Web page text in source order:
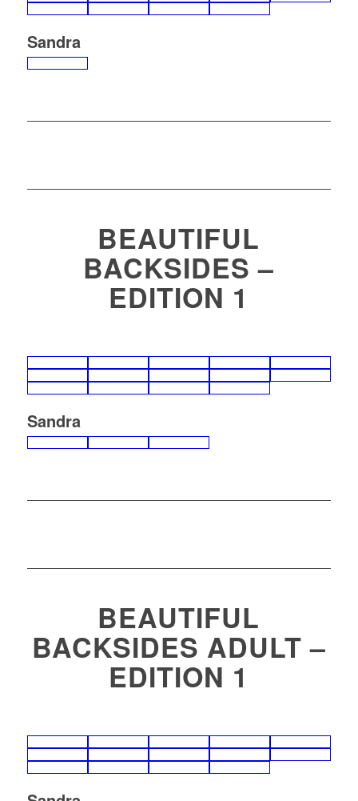
Sandra
BEAUTIFUL
BACKSIDES –
EDITION 1
Sandra
BEAUTIFUL
BACKSIDES ADULT –
EDITION 1